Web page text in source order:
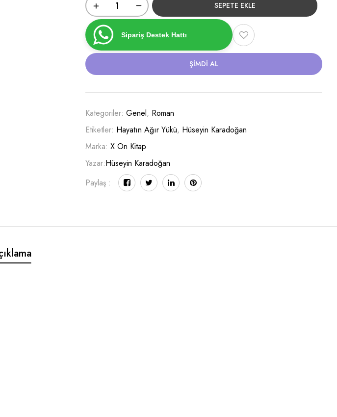
SEPETE EKLE
Sipariş Destek Hattı
ŞIMDI AL
Kategoriler:Genel, Roman
Etiketler: Hayatın Ağır Yükü, Hüseyin Karadoğan
Marka:X On Kitap
Yazar:Hüseyin Karadoğan
Paylaş :